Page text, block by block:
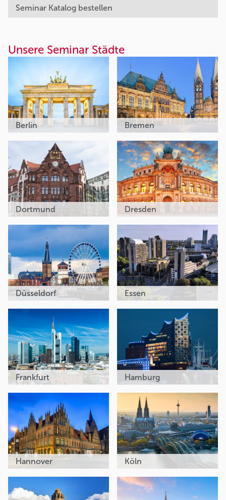
Seminar Katalog bestellen
Unsere Seminar Städte
Berlin Bremen
Dortmund Dresden
Düsseldorf Essen
Frankfurt Hamburg
Hannover Köln